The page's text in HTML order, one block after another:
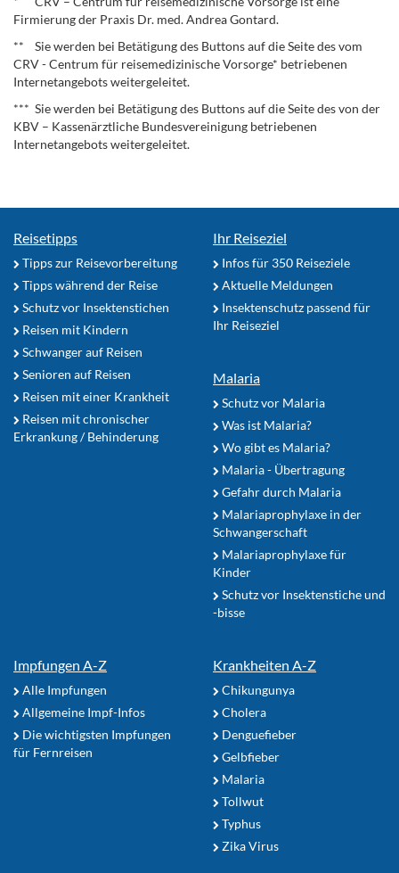
Firmierung der Praxis Dr. med. Andrea Gontard.
** Sie werden bei Betätigung des Buttons auf die Seite des vom
CRV - Centrum für reisemedizinische Vorsorge* betriebenen
Internetangebots weitergeleitet.
*** Sie werden bei Betätigung des Buttons auf die Seite des von der
KBV – Kassenärztliche Bundesvereinigung betriebenen
Internetangebots weitergeleitet.
Reisetipps
Tipps zur Reisevorbereitung
Tipps während der Reise
Schutz vor Insektenstichen
Reisen mit Kindern
Schwanger auf Reisen
Senioren auf Reisen
Reisen mit einer Krankheit
Reisen mit chronischer
Erkrankung / Behinderung
Ihr Reiseziel
Infos für 350 Reiseziele
Aktuelle Meldungen
Insektenschutz passend für
Ihr Reiseziel
Malaria
Schutz vor Malaria
Was ist Malaria?
Wo gibt es Malaria?
Malaria - Übertragung
Gefahr durch Malaria
Malariaprophylaxe in der
Schwangerschaft
Malariaprophylaxe für
Kinder
Schutz vor Insektenstiche und
-bisse
Impfungen A-Z
Alle Impfungen
Allgemeine Impf-Infos
Die wichtigsten Impfungen
für Fernreisen
Krankheiten A-Z
Chikungunya
Cholera
Denguefieber
Gelbfieber
Malaria
Tollwut
Typhus
Zika Virus